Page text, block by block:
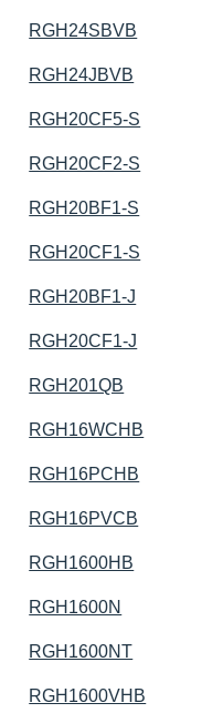
RGH24SBVB
RGH24JBVB
RGH20CF5-S
RGH20CF2-S
RGH20BF1-S
RGH20CF1-S
RGH20BF1-J
RGH20CF1-J
RGH201QB
RGH16WCHB
RGH16PCHB
RGH16PVCB
RGH1600HB
RGH1600N
RGH1600NT
RGH1600VHB